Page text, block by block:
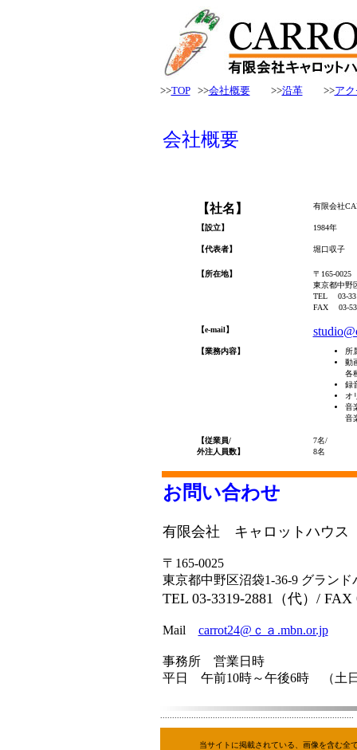
>>TOP>>会社概要>>沿革>>ア
会社概要
【社名 】 有限会社
【設立】 1984年
【代表者】 堀口収子
【所在地】
〒165-0025
東京都中野
TEL 03-
FAX 03-
【e-mail】
【業務内容】
所
動
各
録
オ
音
音
【従業員/
外注人員数】
7名/
8名
お問い合わせ
有限会社 キャロットハウス
〒165-0025
東京都中野区沼袋1-36-9 グランド
TEL 03-3319-2881（代）/ FAX
Mail carrot24@ｃａ.mbn.or.jp
事務所 営業日時
平日 午前10時～午後6時 （土
当サイトに掲載されている、画像を含む全